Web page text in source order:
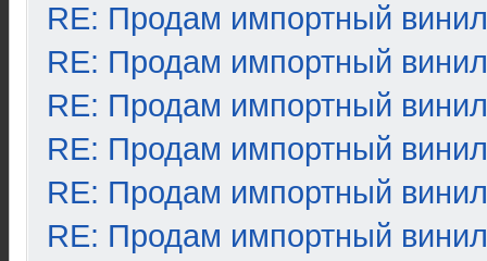
RE: Продам импортный винил
RE: Продам импортный винил
RE: Продам импортный винил
RE: Продам импортный винил
RE: Продам импортный винил
RE: Продам импортный винил